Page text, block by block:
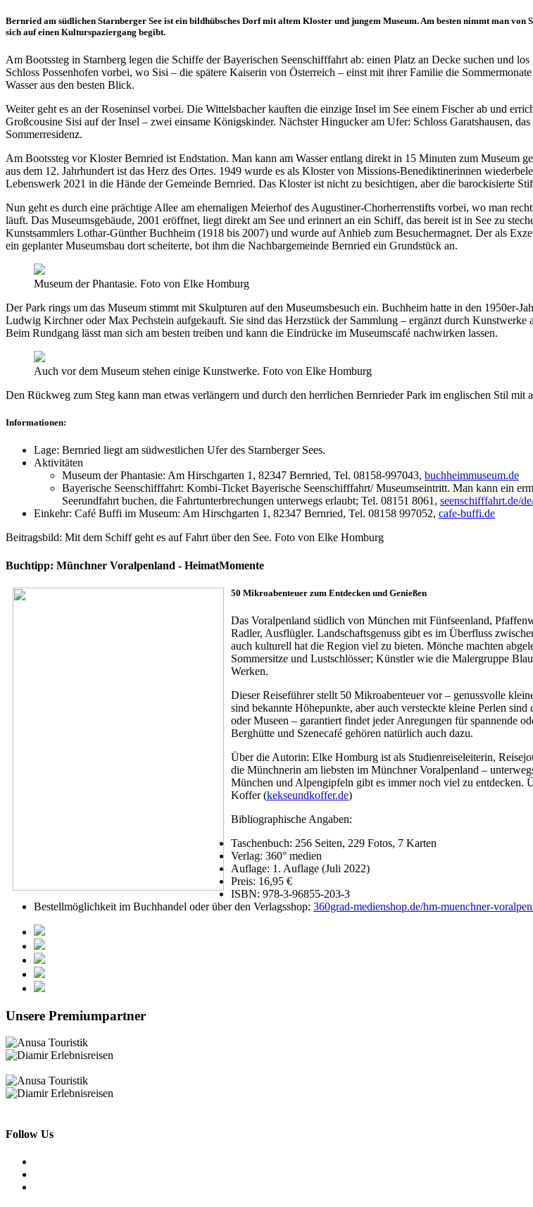
Bernried am südlichen Starnberger See ist ein bildhübsches Dorf mit altem Kloster und jungem Museum. Am besten nimmt man
sich auf einen Kulturspaziergang begibt.
Am Bootssteg in Starnberg legen die Schiffe der Bayerischen Seenschifffahrt ab: einen Platz an Decke suchen und
Schloss Possenhofen vorbei, wo Sisi – die spätere Kaiserin von Österreich – einst mit ihrer Familie die
Wasser aus den besten Blick.
Weiter geht es an der Roseninsel vorbei. Die Wittelsbacher kauften die einzige Insel im See einem Fischer ab und
Großcousine Sisi auf der Insel – zwei einsame Königskinder. Nächster Hingucker am Ufer: Schloss Garatshausen,
Sommerresidenz.
Am Bootssteg vor Kloster Bernried ist Endstation. Man kann am Wasser entlang direkt in 15 Minuten zum Museum
aus dem 12. Jahrhundert ist das Herz des Ortes. 1949 wurde es als Kloster von Missions-Benediktinerinnen
Lebenswerk 2021 in die Hände der Gemeinde Bernried. Das Kloster ist nicht zu besichtigen, aber die barockisierte
Nun geht es durch eine prächtige Allee am ehemaligen Meierhof des Augustiner-Chorherrenstifts vorbei, wo man
läuft. Das Museumsgebäude, 2001 eröffnet, liegt direkt am See und erinnert an ein Schiff, das bereit ist in See zu
Kunstsammlers Lothar-Günther Buchheim (1918 bis 2007) und wurde auf Anhieb zum Besuchermagnet. Der als
ein geplanter Museumsbau dort scheiterte, bot ihm die Nachbargemeinde Bernried ein Grundstück an.
Museum der Phantasie. Foto von Elke Homburg
Der Park rings um das Museum stimmt mit Skulpturen auf den Museumsbesuch ein. Buchheim hatte in den
Ludwig Kirchner oder Max Pechstein aufgekauft. Sie sind das Herzstück der Sammlung – ergänzt durch
Beim Rundgang lässt man sich am besten treiben und kann die Eindrücke im Museumscafé nachwirken lassen.
Auch vor dem Museum stehen einige Kunstwerke. Foto von Elke Homburg
Den Rückweg zum Steg kann man etwas verlängern und durch den herrlichen Bernrieder Park im englischen Stil mit
Informationen:
Lage: Bernried liegt am südwestlichen Ufer des Starnberger Sees.
Aktivitäten
Museum der Phantasie: Am Hirschgarten 1, 82347 Bernried, Tel. 08158-997043, buchheimmuseum.de
Bayerische Seenschifffahrt: Kombi-Ticket Bayerische Seenschifffahrt/ Museumseintritt. Man kann ein
Seerundfahrt buchen, die Fahrtunterbrechungen unterwegs erlaubt; Tel. 08151 8061, seenschifffahrt.de/
Einkehr: Café Buffi im Museum: Am Hirschgarten 1, 82347 Bernried, Tel. 08158 997052, cafe-buffi.de
Beitragsbild: Mit dem Schiff geht es auf Fahrt über den See. Foto von Elke Homburg
Buchtipp: Münchner Voralpenland - HeimatMomente
50 Mikroabenteuer zum Entdecken und Genießen
Das Voralpenland südlich von München mit Fünfseenland,
Radler, Ausflügler. Landschaftsgenuss gibt es im Überfluss
auch kulturell hat die Region viel zu bieten. Mönche machten
Sommersitze und Lustschlösser; Künstler wie die Malergruppe
Werken.
Dieser Reiseführer stellt 50 Mikroabenteuer vor – genussvolle
sind bekannte Höhepunkte, aber auch versteckte kleine Perlen
oder Museen – garantiert findet jeder Anregungen für spannende
Berghütte und Szenecafé gehören natürlich auch dazu.
Über die Autorin: Elke Homburg ist als Studienreiseleiterin,
die Münchnerin am liebsten im Münchner Voralpenland –
München und Alpengipfeln gibt es immer noch viel zu entdecken.
Koffer (kekseundkoffer.de)
Bibliographische Angaben:
Taschenbuch: 256 Seiten, 229 Fotos, 7 Karten
Verlag: 360° medien
Auflage: 1. Auflage (Juli 2022)
Preis: 16,95 €
ISBN: 978-3-96855-203-3
Bestellmöglichkeit im Buchhandel oder über den Verlagsshop: 360grad-medienshop.de/hm-muenchner-
Unsere Premiumpartner
Follow Us